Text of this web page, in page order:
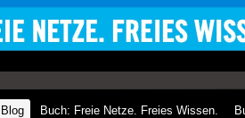
Blog Buch: Freie Netze. Freies Wissen.